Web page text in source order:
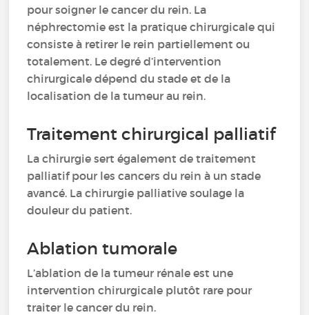
pour soigner le cancer du rein. La
néphrectomie est la pratique chirurgicale qui
consiste à retirer le rein partiellement ou
totalement. Le degré d’intervention
chirurgicale dépend du stade et de la
localisation de la tumeur au rein.
Traitement chirurgical palliatif
La chirurgie sert également de traitement
palliatif pour les cancers du rein à un stade
avancé. La chirurgie palliative soulage la
douleur du patient.
Ablation tumorale
L’ablation de la tumeur rénale est une
intervention chirurgicale plutôt rare pour
traiter le cancer du rein.